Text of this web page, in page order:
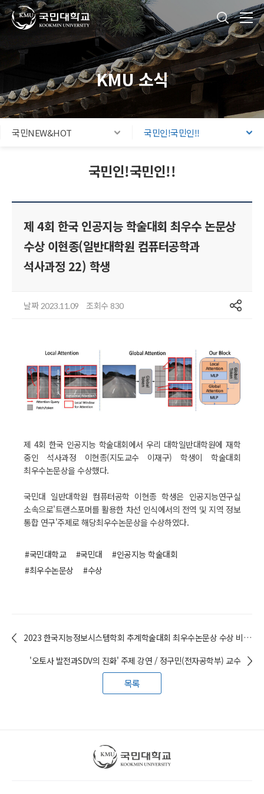
주메뉴 바로가기
본문내용 바로가기
푸터 바로가기
국민대학교
KMU 소식
국민NEW&HOT 국민인!국민인!!
국민인!국민인!!
제 4회 한국 인공지능 학술대회 최우수 논문상
수상 이현종(일반대학원 컴퓨터공학과
석사과정 22) 학생
날짜 2023.11.09 조회수 830 공유
제 4회 한국 인공지능 학술대회에서 우리 대학일반대학원에 재학
중인 석사과정 이현종(지도교수 이재구) 학생이 학술대회
최우수논문상을 수상했다.
국민대 일반대학원 컴퓨터공학 이현종 학생은 인공지능연구실
소속으로'트랜스포머를 활용한 차선 인식에서의 전역 및 지역 정보
통합 연구'주제로 해당최우수논문상을 수상하였다.
#국민대학교 #국민대
#인공지능 학술대회
#최우수논문상
#수상
2023 한국지능정보시스템학회 추계학술대회 최우수논문상 수상 비즈니스IT전문대학원 석사과정 학생들
'오토사 발전과SDV의 진화' 주제 강연 / 정구민(전자공학부) 교수
목록
국민대학교